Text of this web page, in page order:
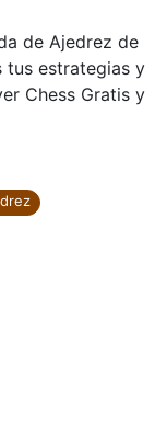
de Ajedrez de
tus estrategias y
Chess Gratis y